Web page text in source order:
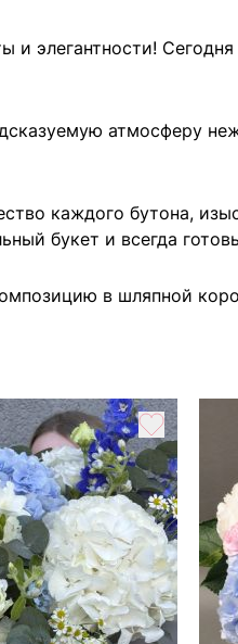
и элегантности!
атмосферу
каждого бутона,
букет и всегда
в шляпной